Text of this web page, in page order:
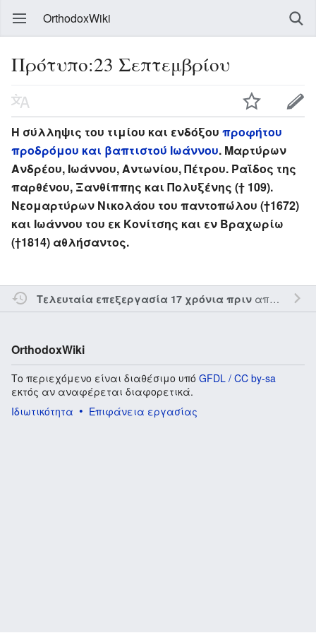
OrthodoxWiki
Πρότυπο:23 Σεπτεμβρίου
Η σύλληψις του τιμίου και ενδόξου προφήτου
προδρόμου και βαπτιστού Ιωάννου. Μαρτύρων
Ανδρέου, Ιωάννου, Αντωνίου, Πέτρου. Ραΐδος της
παρθένου, Ξανθίππης και Πολυξένης († 109).
Νεομαρτύρων Νικολάου του παντοπώλου (†1672)
και Ιωάννου του εκ Κονίτσης και εν Βραχωρίω
(†1814) αθλήσαντος.
Τελευταία επεξεργασία 17 χρόνια πριναπό τον την
OrthodoxWiki
Το περιεχόμενο είναι διαθέσιμο υπό GFDL / CC by-sa
εκτός αν αναφέρεται διαφορετικά.
Ιδιωτικότητα
Επιφάνεια εργασίας